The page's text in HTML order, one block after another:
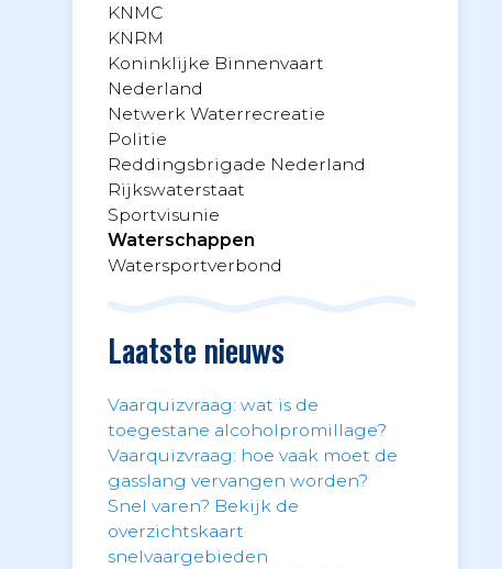
KNMC
KNRM
Koninklijke Binnenvaart
Nederland
Netwerk Waterrecreatie
Politie
Reddingsbrigade Nederland
Rijkswaterstaat
Sportvisunie
Waterschappen
Watersportverbond
Laatste nieuws
Vaarquizvraag: wat is de
toegestane alcoholpromillage?
Vaarquizvraag: hoe vaak moet de
gasslang vervangen worden?
Snel varen? Bekijk de
overzichtskaart
snelvaargebieden